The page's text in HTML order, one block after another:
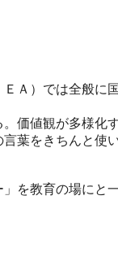
Ａ）では全般に
価値観が多様化
葉をきちんと使
を教育の場にと